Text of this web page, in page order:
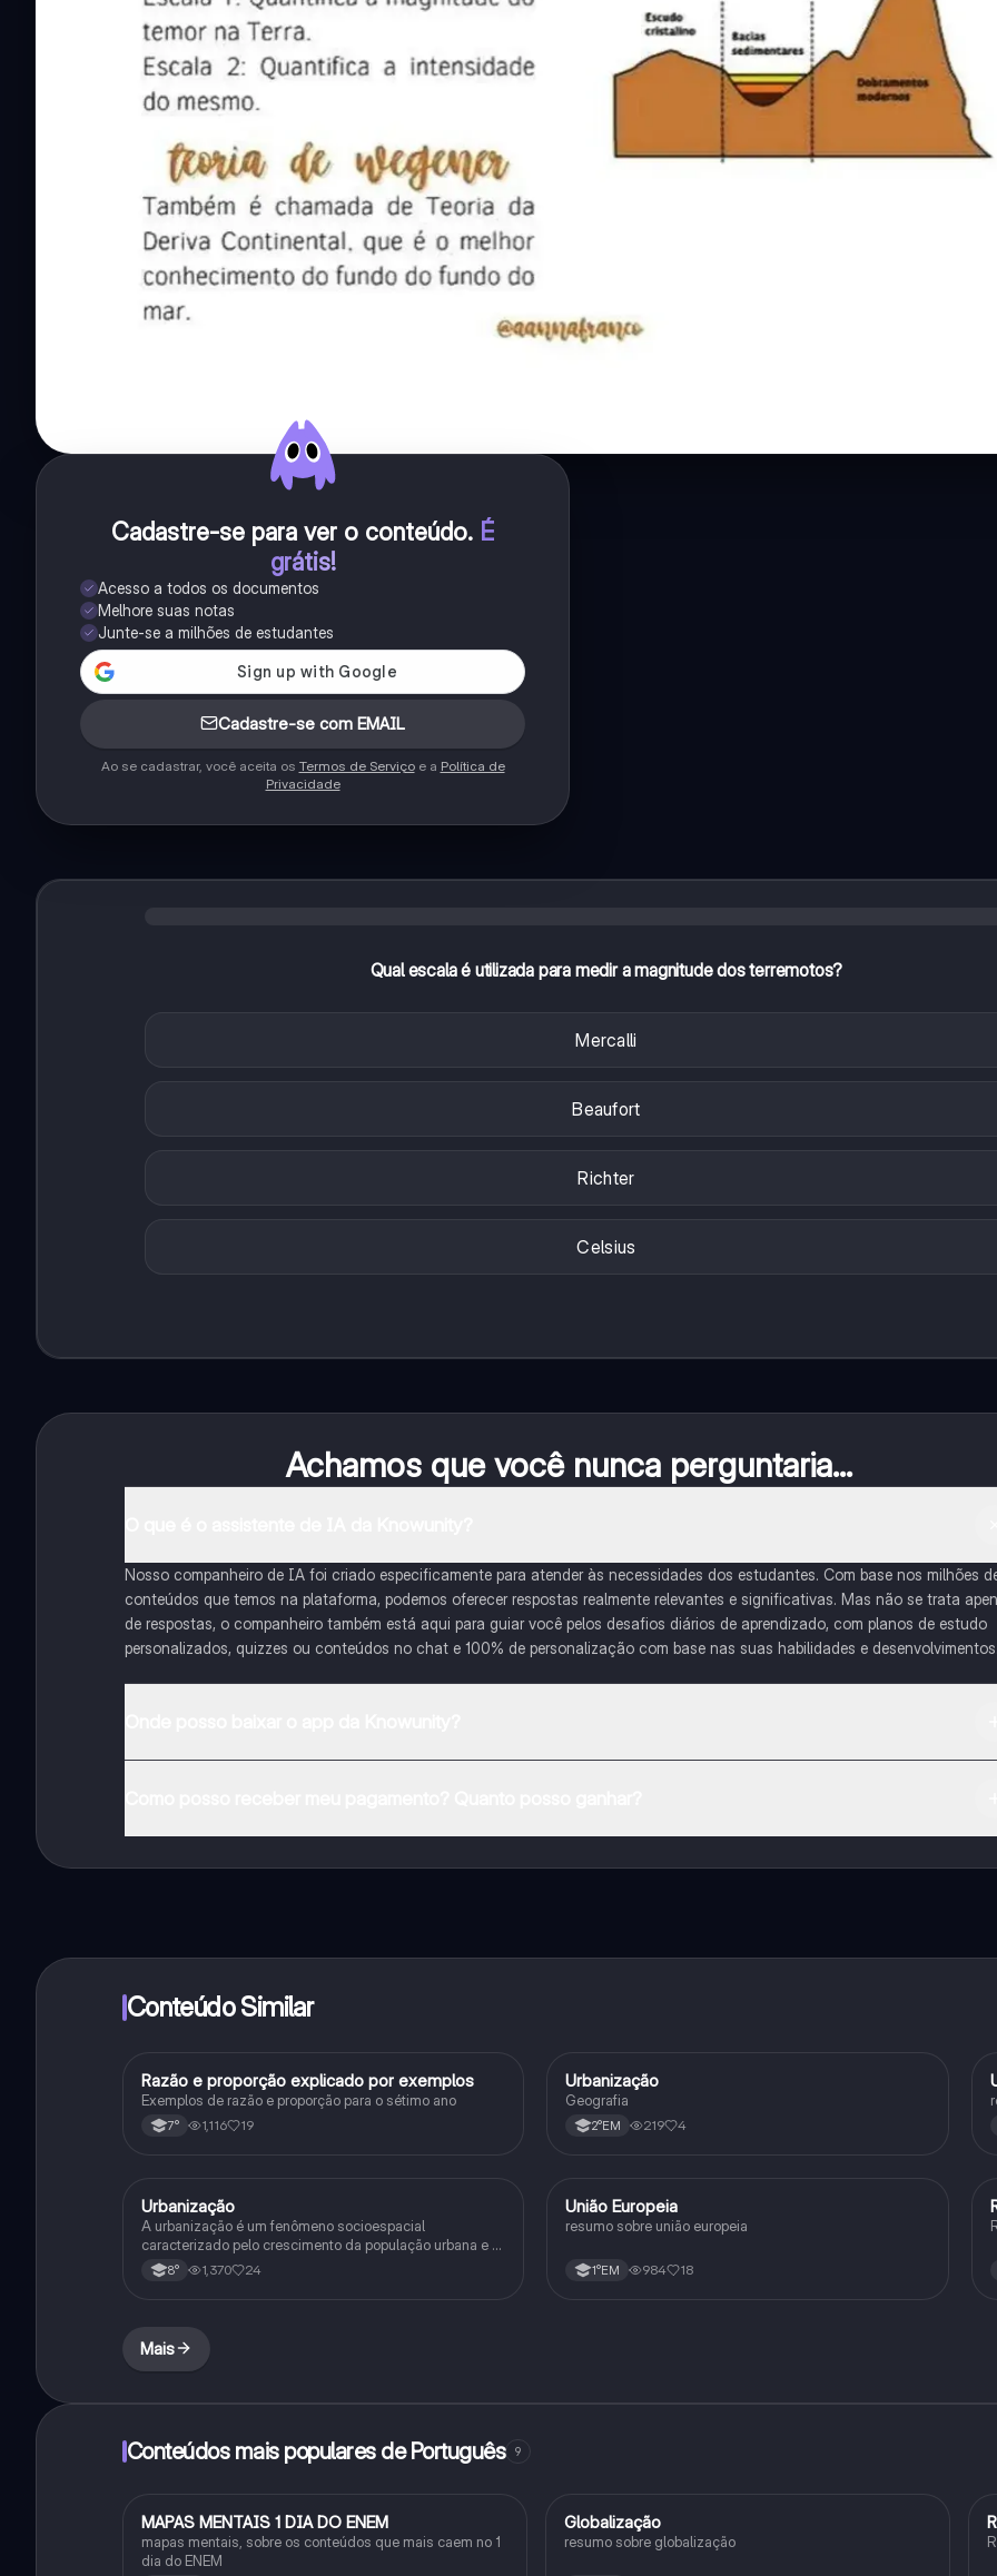
Cadastre-se para ver o conteúdo. É
grátis!
Acesso a todos os documentos
Melhore suas notas
Junte-se a milhões de estudantes
Cadastre-se com EMAIL
Ao se cadastrar, você aceita os Termos de Serviçoe a Política de
Privacidade
Qual escala é utilizada para medir a magnitude dos terremotos?
Mercalli
Beaufort
Richter
Celsius
Achamos que você nunca perguntaria...
Nosso companheiro de IA foi criado especificamente para atender às necessidades dos estudantes. Com base nos milhões
conteúdos que temos na plataforma, podemos oferecer respostas realmente relevantes e significativas. Mas não se trata
de respostas, o companheiro também está aqui para guiar você pelos desafios diários de aprendizado, com planos de estudo
personalizados, quizzes ou conteúdos no chat e 100% de personalização com base nas suas habilidades e
funcionalidades da aplicação, pode adquirir o Knowunity Pro.
Conteúdo Similar
Geografia
Razão e proporção explicado por exemplos
Exemplos de razão e proporção para o sétimo ano
7° 1,116 19
Geografia
Urbanização
Geografia
2°EM 219 4
Geografia
Urbanização
A urbanização é um fenômeno socioespacial
caracterizado pelo crescimento da população urbana e a
expansão do urbano. Industrialização e êxodo rural são
suas principais causas.
8° 1,370 24
Geografia
União Europeia
resumo sobre união europeia
1°EM 984 18
Mais
Conteúdos mais populares de Português 9
Português
MAPAS MENTAIS 1 DIA DO ENEM
mapas mentais, sobre os conteúdos que mais caem no 1
dia do ENEM
Geografia
Globalização
resumo sobre globalização